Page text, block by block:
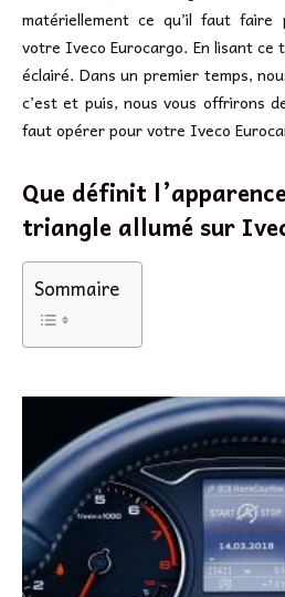
matériellement ce qu’il faut
votre Iveco Eurocargo. En lisant ce
éclairé. Dans un premier temps,
c’est et puis, nous vous offrirons
faut opérer pour votre Iveco
Que définit
triangle allumé sur
Sommaire